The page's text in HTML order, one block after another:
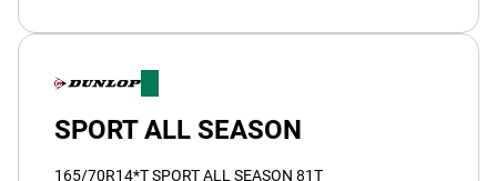
SPORT ALL SEASON
165/70R14*T SPORT ALL SEASON 81T